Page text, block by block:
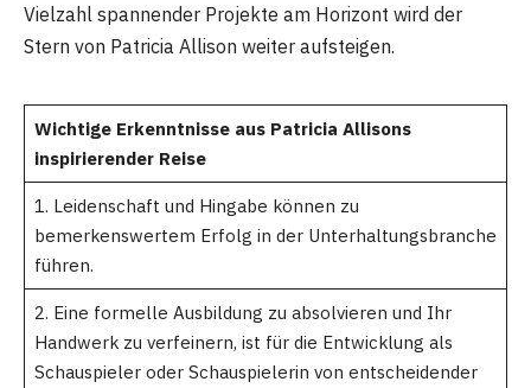
Vielzahl spannender Projekte am Horizont wird der
Stern von Patricia Allison weiter aufsteigen.
Wichtige Erkenntnisse aus Patricia Allisons
inspirierender Reise
1. Leidenschaft und Hingabe können zu
bemerkenswertem Erfolg in der Unterhaltungsbranche
führen.
2. Eine formelle Ausbildung zu absolvieren und Ihr
Handwerk zu verfeinern, ist für die Entwicklung als
Schauspieler oder Schauspielerin von entscheidender